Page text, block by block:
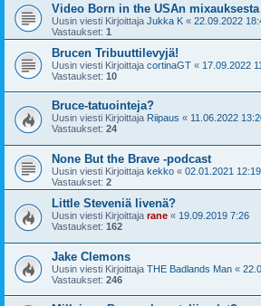
Video Born in the USAn mixauksesta
Uusin viesti Kirjoittaja Jukka K « 22.09.2022
Vastaukset: 1
Brucen Tribuuttilevyjä!
Uusin viesti Kirjoittaja cortinaGT « 17.09.2022
Vastaukset: 10
Bruce-tatuointeja?
Uusin viesti Kirjoittaja Riipaus « 11.06.2022
Vastaukset: 24
None But the Brave -podcast
Uusin viesti Kirjoittaja kekko « 02.01.2021 12:19
Vastaukset: 2
Little Steveniä livenä?
Uusin viesti Kirjoittaja rane « 19.09.2019 7:26
Vastaukset: 162
Jake Clemons
Uusin viesti Kirjoittaja THE Badlands Man «
Vastaukset: 246